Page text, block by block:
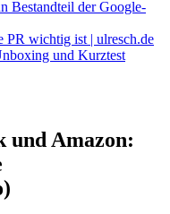
Bestandteil der Google-
PR wichtig ist | ulresch.de
und Kurztest
und Amazon: